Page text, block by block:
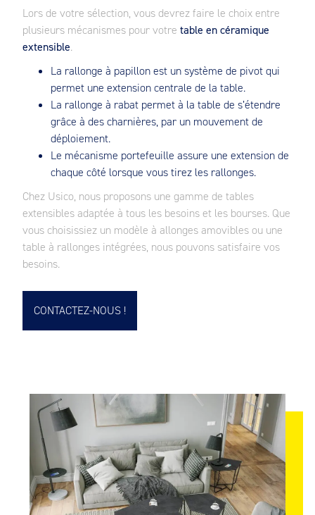
Lors de votre sélection, vous devrez faire le choix entre
plusieurs mécanismes pour votre table en céramique
extensible.
La rallonge à papillon est un système de pivot qui
permet une extension centrale de la table.
La rallonge à rabat permet à la table de s’étendre
grâce à des charnières, par un mouvement de
déploiement.
Le mécanisme portefeuille assure une extension de
chaque côté lorsque vous tirez les rallonges.
Chez Usico, nous proposons une gamme de tables
extensibles adaptée à tous les besoins et les bourses. Que
vous choisissiez un modèle à allonges amovibles ou une
table à rallonges intégrées, nous pouvons satisfaire vos
besoins.
CONTACTEZ-NOUS !